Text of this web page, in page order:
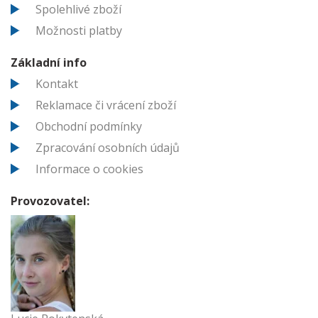
Spolehlivé zboží
Možnosti platby
Základní info
Kontakt
Reklamace či vrácení zboží
Obchodní podmínky
Zpracování osobních údajů
Informace o cookies
Provozovatel: